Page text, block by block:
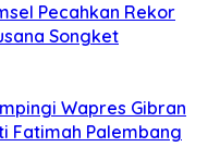
Pecahkan Rekor
Songket
Wapres Gibran
Fatimah Palembang